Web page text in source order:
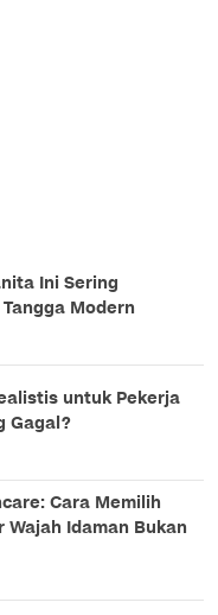
Ini Sering
Modern
untuk Pekerja
Gagal?
Cara Memilih
Idaman Bukan